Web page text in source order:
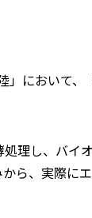
において
理し、バイ
ら、実際に